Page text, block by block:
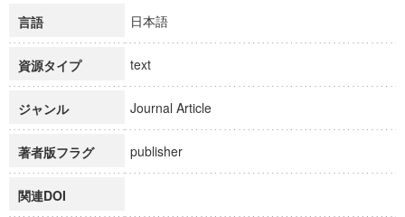
言語 日本語
資源タイプ text
ジャンル Journal Article
著者版フラグ publisher
関連DOI